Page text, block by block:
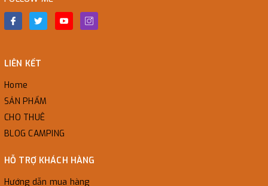
LIÊN KẾT
Home
SẢN PHẨM
CHO THUÊ
BLOG CAMPING
HỖ TRỢ KHÁCH HÀNG
Hướng dẫn mua hàng